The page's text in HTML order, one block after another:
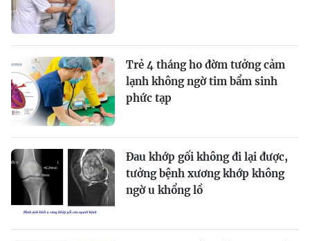
Trẻ 4 tháng ho đờm tưởng cảm
lạnh không ngờ tim bẩm sinh
phức tạp
Đau khớp gối không đi lại được,
tưởng bệnh xương khớp không
ngờ u khổng lồ